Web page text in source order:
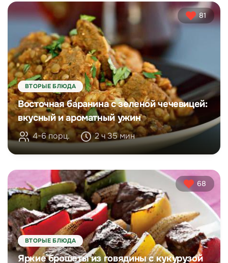
81
ВТОРЫЕ БЛЮДА
Восточная баранина с зеленой чечевицей:
вкусный и ароматный ужин
4-6 порц. 2 ч 35 мин
68
ВТОРЫЕ БЛЮДА
Яркие брошеты из говядины с кукурузой